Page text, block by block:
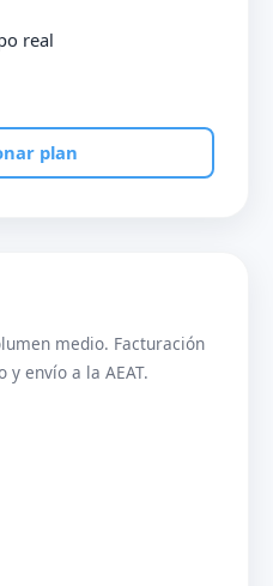
real
plan
medio. Facturación
envío a la AEAT.